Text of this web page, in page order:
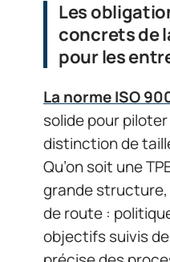
Les
concrets de
pour les
La norme ISO
solide pour
distinction de
Qu’on soit une
grande
de route :
objectifs suivis